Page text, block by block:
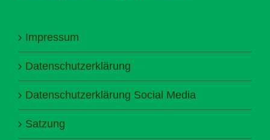
Impressum
Datenschutzerklärung
Datenschutzerklärung Social Media
Satzung